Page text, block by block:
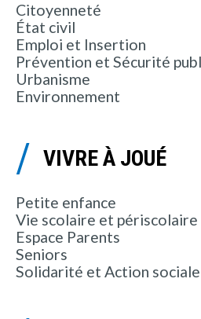
Citoyenneté
État civil
Emploi et Insertion
Prévention et Sécurité
Urbanisme
Environnement
VIVRE À JOUÉ
Petite enfance
Vie scolaire et périscolaire
Espace Parents
Seniors
Solidarité et Action sociale